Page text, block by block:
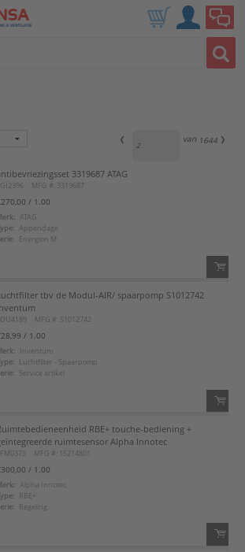
van 1644
3319687 ATAG
0GI2396 MFG #: 3319687
/ 1.00
ATAG
Type: Appendage
Energion M
QTY:
Voeg toe aan favorietenlijst
tbv de Modul-AIR/ spaarpomp S1012742
0DU4189 MFG #: S1012742
/ 1.00
Inventum
Type:
Luchtfilter - Spaarpomp
Service artikel
Voeg toe aan favorietenlijst
RBE+ touche-bediening +
ruimtesensor Alpha Innotec
0FM0375 MFG #: 15214801
/ 1.00
Alpha Innotec
Type:
RBE+
Regeling